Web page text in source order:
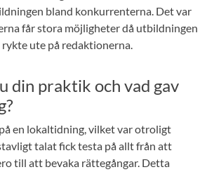
bland konkurrenterna. Det var
får stora möjligheter då utbildningen
ute på redaktionerna.
din praktik och vad gav
en lokaltidning, vilket var otroligt
talat fick testa på allt från att
till att bevaka rättegångar. Detta